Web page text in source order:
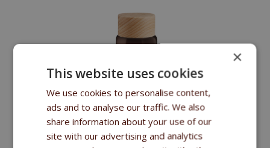
FITMIN DOG PURITY TEETH & GUMS 80 G
×
This website uses cookies
We use cookies to personalise content,
ads and to analyse our traffic. We also
share information about your use of our
site with our advertising and analytics